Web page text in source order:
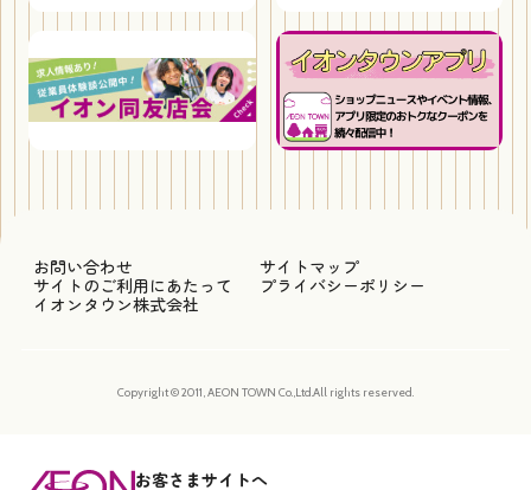
お問い合わせ
サイトマップ
サイトのご利用にあたって
プライバシーポリシー
イオンタウン株式会社
Copyright © 2011, AEON TOWN Co.,Ltd.All rights reserved.
お客さまサイトへ